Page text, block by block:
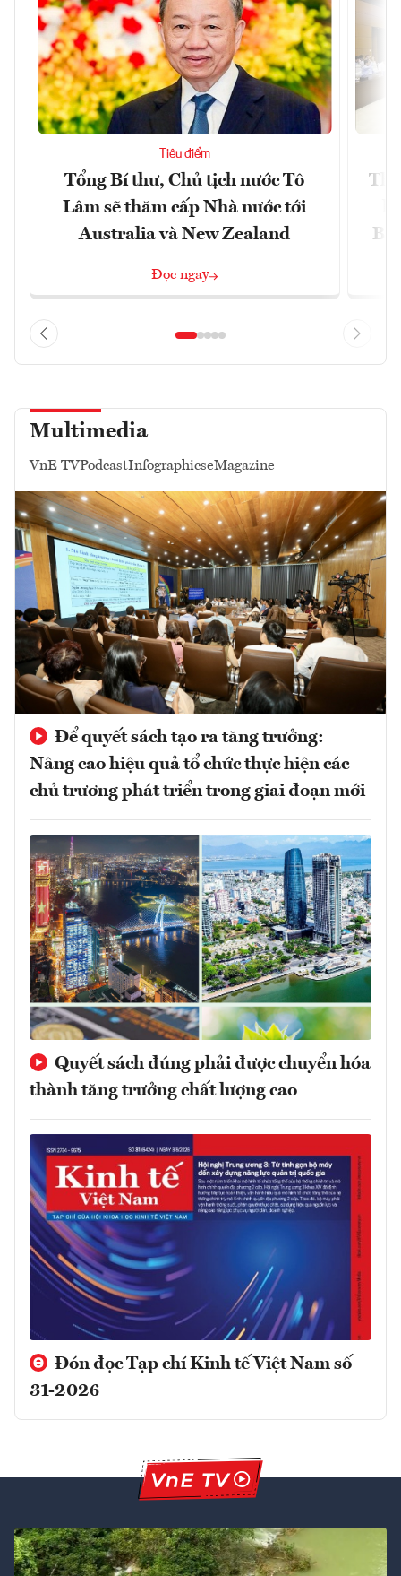
Tiêu điểm
Tổng Bí thư, Chủ tịch nước Tô
Lâm sẽ thăm cấp Nhà nước tới
Australia và New Zealand
Đọc ngay
Multimedia
VnE TVPodcastInfographicseMagazine
Để quyết sách tạo ra tăng trưởng:
Nâng cao hiệu quả tổ chức thực hiện các
chủ trương phát triển trong giai đoạn mới
Quyết sách đúng phải được chuyển hóa
thành tăng trưởng chất lượng cao
Đón đọc Tạp chí Kinh tế Việt Nam số
31-2026